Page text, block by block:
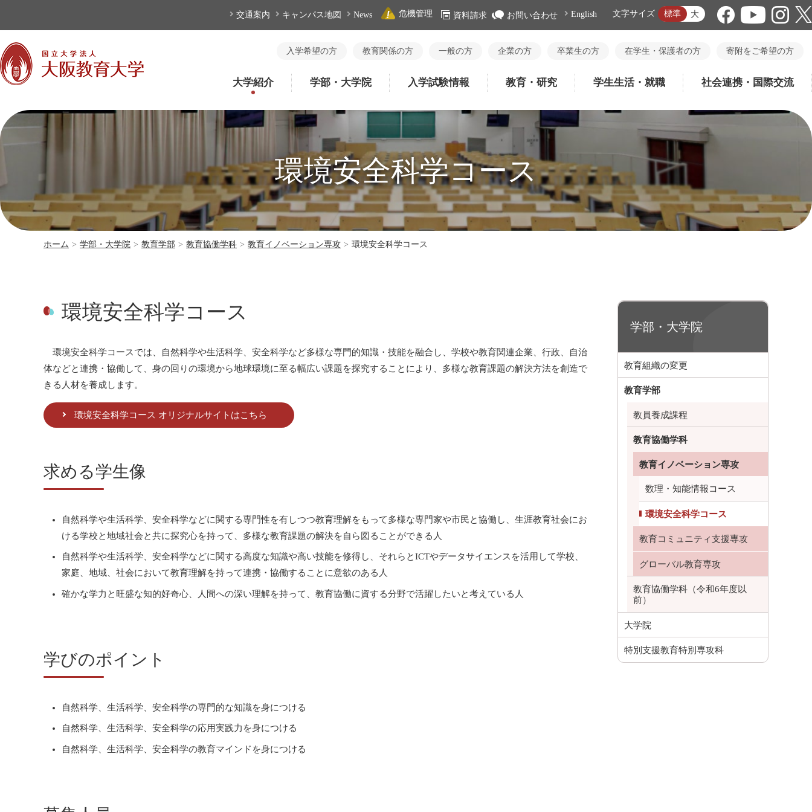
交通案内 キャンパス地図 News 危機管理 資料請求 お問い合わせ English 文字サイズ 標準 大
入学希望の方 教育関係の方 一般の方 企業の方 卒業生の方 在学生・保護者の方 寄附をご希望の方
大学紹介 学部・大学院 入学試験情報 教育・研究 学生生活・就職 社会連携・国際交流
環境安全科学コース
ホーム > 学部・大学院 > 教育学部 > 教育協働学科 > 教育イノベーション専攻 > 環境安全科学コース
環境安全科学コース
環境安全科学コースでは、自然科学や生活科学、安全科学など多様な専門的知識・技能を融合し、学校や教育関連企業、行政、自治
体などと連携・協働して、身の回りの環境から地球環境に至る幅広い課題を探究することにより、多様な教育課題の解決方法を創造で
きる人材を養成します。
環境安全科学コース オリジナルサイトはこちら
求める学生像
自然科学や生活科学、安全科学などに関する専門性を有しつつ教育理解をもって多様な専門家や市民と協働し、生涯教育社会にお
ける学校と地域社会と共に探究心を持って、多様な教育課題の解決を自ら図ることができる人
自然科学や生活科学、安全科学などに関する高度な知識や高い技能を修得し、それらとICTやデータサイエンスを活用して学校、
家庭、地域、社会において教育理解を持って連携・協働することに意欲のある人
確かな学力と旺盛な知的好奇心、人間への深い理解を持って、教育協働に資する分野で活躍したいと考えている人
学びのポイント
自然科学、生活科学、安全科学の専門的な知識を身につける
自然科学、生活科学、安全科学の応用実践力を身につける
自然科学、生活科学、安全科学の教育マインドを身につける
学部・大学院
教育組織の変更
教育学部
教員養成課程
教育協働学科
教育イノベーション専攻
数理・知能情報コース
環境安全科学コース
教育コミュニティ支援専攻
グローバル教育専攻
教育協働学科（令和6年度以
前）
大学院
特別支援教育特別専攻科